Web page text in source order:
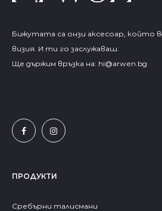
Бижутата са онзи аксесоар, който
визия. И ти го заслужаваш.
Ще държим връзка на: hi@arwen.bg
ПРОДУКТИ
Сребърни талисмани